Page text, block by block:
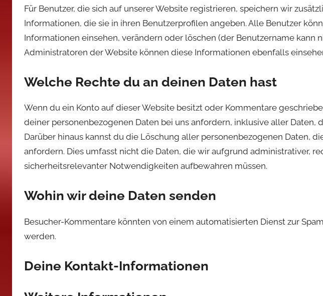
Für Benutzer, die sich auf unserer Website registrieren, speichern wir
Informationen, die sie in ihren Benutzerprofilen angeben. Alle Benutzer
Informationen einsehen, verändern oder löschen (der Benutzername kann
Administratoren der Website können diese Informationen ebenfalls
Welche Rechte du an deinen Daten hast
Wenn du ein Konto auf dieser Website besitzt oder Kommentare
deiner personenbezogenen Daten bei uns anfordern, inklusive aller Daten,
Darüber hinaus kannst du die Löschung aller personenbezogenen Daten,
anfordern. Dies umfasst nicht die Daten, die wir aufgrund administrativer,
sicherheitsrelevanter Notwendigkeiten aufbewahren müssen.
Wohin wir deine Daten senden
Besucher-Kommentare könnten von einem automatisierten Dienst zur
werden.
Deine Kontakt-Informationen